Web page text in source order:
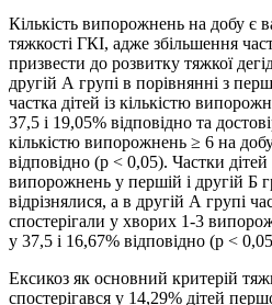
Кількість випорожнень на добу є
тяжкості ГКІ, адже збільшення
призвести до розвитку тяжкої
другій А групі в порівнянні з
частка дітей із кількістю
37,5 і 19,05% відповідно та
кількістю випорожнень ≥ 6 на
відповідно (р < 0,05). Частки
випорожнень у першій і другій Б
відрізнялися, а в другій А групі
спостерігали у хворих 1-3
у 37,5 і 16,67% відповідно (р <
Ексикоз як основний критерій
спостерігався у 14,29% дітей